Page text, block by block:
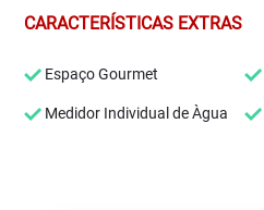
CARACTERÍSTICAS EXTRAS
Espaço Gourmet
Medidor Individual de Àgua